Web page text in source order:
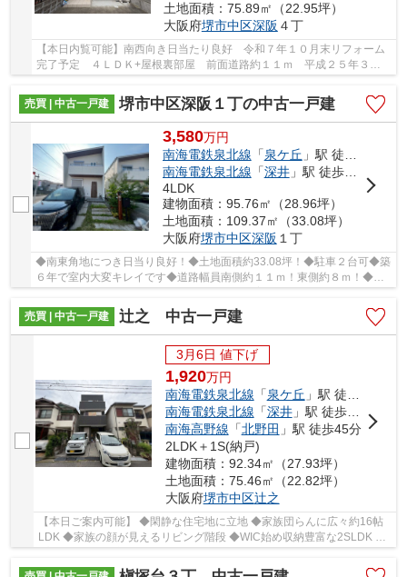
土地面積：75.89㎡（22.95坪）
大阪府堺市中区深阪 ４丁
【本日内覧可能】南西向き日当たり良好 令和７年１０月末リフォーム
完了予定 ４ＬＤＫ+屋根裏部屋 前面道路約１１ｍ 平成２５年３月
売買 | 中古一戸建
堺市中区深阪１丁の中古一戸建
3,580万円
南海電鉄泉北線 「泉ケ丘 」駅 徒歩29分
南海電鉄泉北線 「深井」駅 徒歩34分
4LDK
建物面積：95.76㎡（28.96坪）
土地面積：109.37㎡（33.08坪）
大阪府堺市中区深阪 １丁
◆南東角地につき日当り良好！◆土地面積約33.08坪！◆駐車２台可◆築
６年で室内大変キレイです◆道路幅員南側約１１ｍ！東側約８ｍ！◆南
売買 | 中古一戸建
辻之 中古一戸建
3月6日 値下げ
1,920万円
南海電鉄泉北線 「泉ケ丘 」駅 徒歩30分
南海電鉄泉北線 「深井」駅 徒歩36分
南海高野線 「北野田 」駅 徒歩45分
2LDK＋1S(納戸)
建物面積：92.34㎡（27.93坪）
土地面積：75.46㎡（22.82坪）
大阪府堺市中区辻之
【本日ご案内可能】 ◆閑静な住宅地に立地 ◆家族団らんに広々約16帖
LDK ◆家族の顔が見えるリビング階段 ◆WIC始め収納豊富な2SLDK ◆
プライバシーも守る2階リビング